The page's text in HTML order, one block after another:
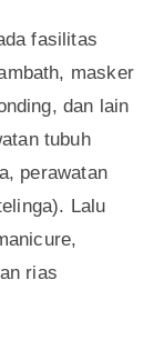
fasilitas
masker
dan lain
tubuh
perawatan
Lalu
rias